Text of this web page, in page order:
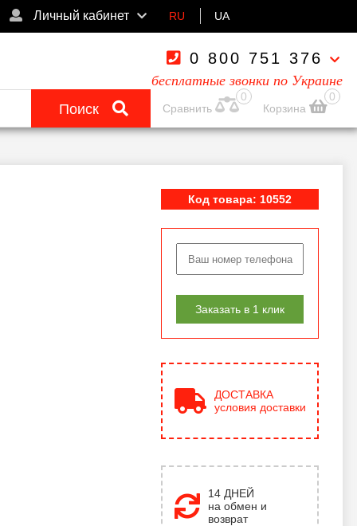
Личный кабинет RU UA
0 800 751 376
бесплатные звонки по Украине
Поиск
0
Сравнить
0
Корзина
Код товара: 10552
Заказать в 1 клик
ДОСТАВКА
условия доставки
14 ДНЕЙ
на обмен и
возврат